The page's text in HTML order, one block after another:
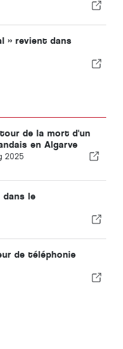
» revient dans
de la mort d'un
en Algarve
2025
dans le
de téléphonie